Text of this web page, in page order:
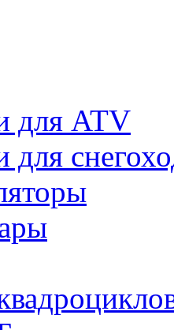
для ATV
для